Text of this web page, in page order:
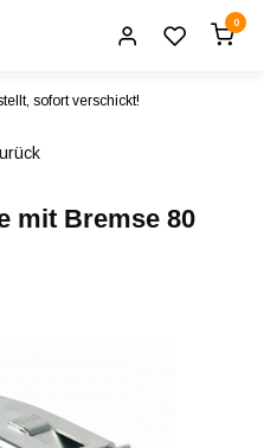
0
sofort verschickt!
mit Bremse 80